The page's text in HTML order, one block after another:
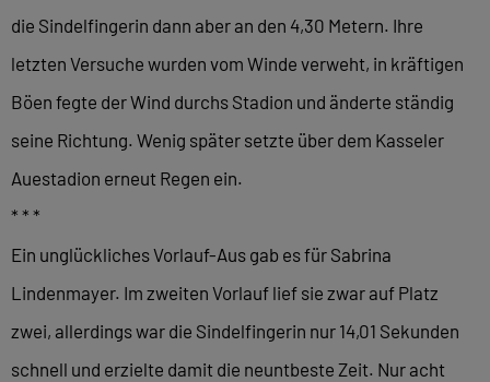
die Sindelfingerin dann aber an den 4,30 Metern. Ihre
letzten Versuche wurden vom Winde verweht, in kräftigen
Böen fegte der Wind durchs Stadion und änderte ständig
seine Richtung. Wenig später setzte über dem Kasseler
Auestadion erneut Regen ein.
* * *
Ein unglückliches Vorlauf-Aus gab es für Sabrina
Lindenmayer. Im zweiten Vorlauf lief sie zwar auf Platz
zwei, allerdings war die Sindelfingerin nur 14,01 Sekunden
schnell und erzielte damit die neuntbeste Zeit. Nur acht